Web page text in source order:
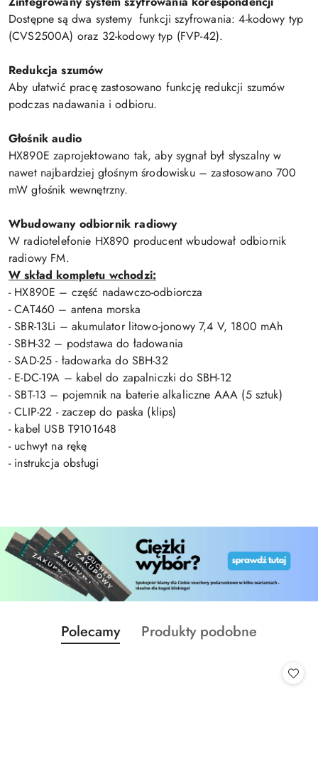
Dostępne są dwa systemy funkcji szyfrowania: 4-kodowy typ
(CVS2500A) oraz 32-kodowy typ (FVP-42).
Redukcja szumów
Aby ułatwić pracę zastosowano funkcję redukcji szumów
podczas nadawania i odbioru.
Głośnik audio
HX890E zaprojektowano tak, aby sygnał był słyszalny w
nawet najbardziej głośnym środowisku – zastosowano 700
mW głośnik wewnętrzny.
Wbudowany odbiornik radiowy
W radiotelefonie HX890 producent wbudował odbiornik
radiowy FM.
W skład kompletu wchodzi:
- HX890E – część nadawczo-odbiorcza
- CAT460 – antena morska
- SBR-13Li – akumulator litowo-jonowy 7,4 V, 1800 mAh
- SBH-32 – podstawa do ładowania
- SAD-25 - ładowarka do SBH-32
- E-DC-19A – kabel do zapalniczki do SBH-12
- SBT-13 – pojemnik na baterie alkaliczne AAA (5 sztuk)
- CLIP-22 - zaczep do paska (klips)
- kabel USB T9101648
- uchwyt na rękę
- instrukcja obsługi
Pomiń karuzelę produktów
Produkty
o
Polecamy
Produkty
Produkty podobne